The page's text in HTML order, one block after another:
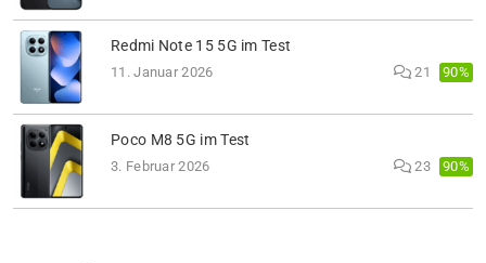
Redmi Note 15 5G im Test
11. Januar 2026 21 90%
Poco M8 5G im Test
3. Februar 2026 23 90%